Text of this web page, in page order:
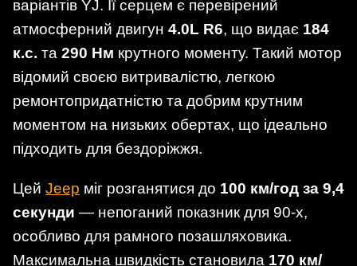
варіантів YJ. Її серцем є перевірений
атмосферний двигун 4.0L R6, що видає 184
к.с. та 290 Нм крутного моменту. Такий мотор
відомий своєю витривалістю, легкою
ремонтопридатністю та добрим крутним
моментом на низьких обертах, що ідеально
підходить для бездоріжжя.
Цей Jeep міг розганятися до 100 км/год за 9,4
секунди — непоганий показник для 90-х,
особливо для рамного позашляховика.
Максимальна швидкість становила 170 км/